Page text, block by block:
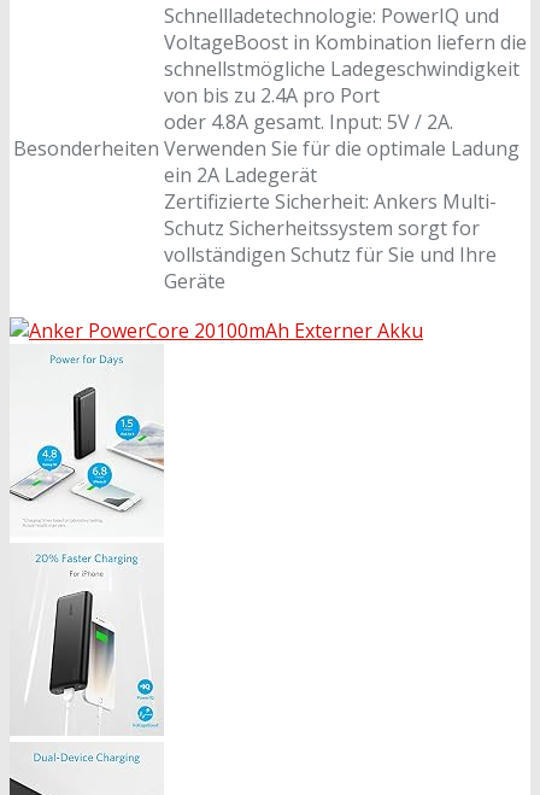
Besonderheiten
Schnellladetechnologie: PowerIQ und
VoltageBoost in Kombination liefern die
schnellstmögliche Ladegeschwindigkeit
von bis zu 2.4A pro Port
oder 4.8A gesamt. Input: 5V / 2A.
Verwenden Sie für die optimale Ladung
ein 2A Ladegerät
Zertifizierte Sicherheit: Ankers Multi-
Schutz Sicherheitssystem sorgt for
vollständigen Schutz für Sie und Ihre
Geräte